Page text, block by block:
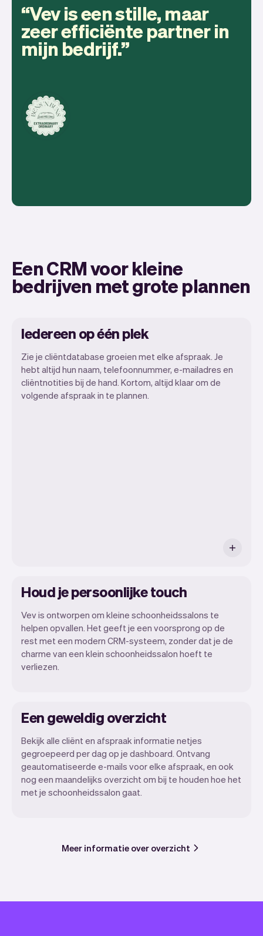
Vev is een stille, maar
zeer efficiënte partner in
mijn bedrijf.
Een CRM voor kleine
bedrijven met grote plannen
Iedereen op één plek
Zie je cliëntdatabase groeien met elke afspraak. Je
hebt altijd hun naam, telefoonnummer, e-mailadres en
cliëntnotities bij de hand. Kortom, altijd klaar om de
volgende afspraak in te plannen.
Met Vev kun je je focussen op je dag. Je
Houd je persoonlijke touch
Vev is ontworpen om kleine schoonheidssalons te
helpen opvallen. Het geeft je een voorsprong op de
rest met een modern CRM-systeem, zonder dat je de
charme van een klein schoonheidssalon hoeft te
verliezen.
Een geweldig overzicht
Bekijk alle cliënt en afspraak informatie netjes
gegroepeerd per dag op je dashboard. Ontvang
geautomatiseerde e-mails voor elke afspraak, en ook
nog een maandelijks overzicht om bij te houden hoe het
met je schoonheidssalon gaat.
Meer informatie over overzicht